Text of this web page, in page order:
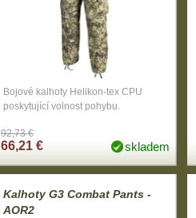
Bojové kalhoty Helikon-tex CPU
poskytující volnost pohybu.
92,73 €
66,21 € skladem
Kalhoty G3 Combat Pants -
AOR2